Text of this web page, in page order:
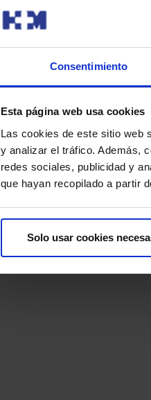
Consentimiento
Esta página web usa cookies
Las cookies de este sitio web
y analizar el tráfico. Además,
redes sociales, publicidad y
que hayan recopilado a partir
Solo usar cookies